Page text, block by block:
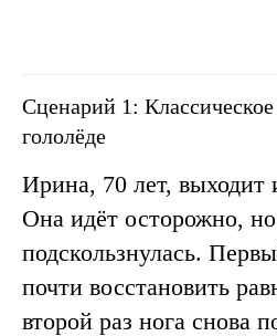
Сценарий 1:
гололёде
Ирина, 70 лет, выходит
Она идёт осторожно,
подскользнулась.
почти восстановить
второй раз нога снова